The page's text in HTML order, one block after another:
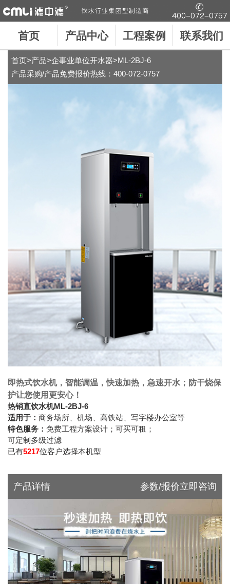
首页 产品中心 工程案例 联系我们
首页>产品>企事业单位开水器>ML-2BJ-6
产品采购/产品免费报价热线：400-072-0757
即热式饮水机，智能调温，快速加热，急速开水；防干烧保
护让您使用更安心！
热销直饮水机ML-2BJ-6
适用于： 商务场所、机场、高铁站、写字楼办公室等
特色服务： 免费工程方案设计；可买可租；
可定制多级过滤
已有5217位客户选择本机型
产品详情 参数/报价立即咨询